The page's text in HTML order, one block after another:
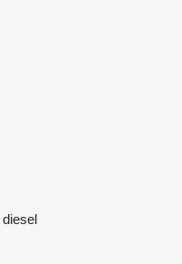
diesel